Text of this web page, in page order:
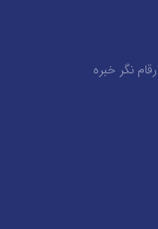
نگر خبره